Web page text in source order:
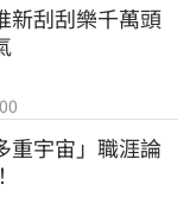
新刮刮樂千萬頭
重宇宙」職涯論